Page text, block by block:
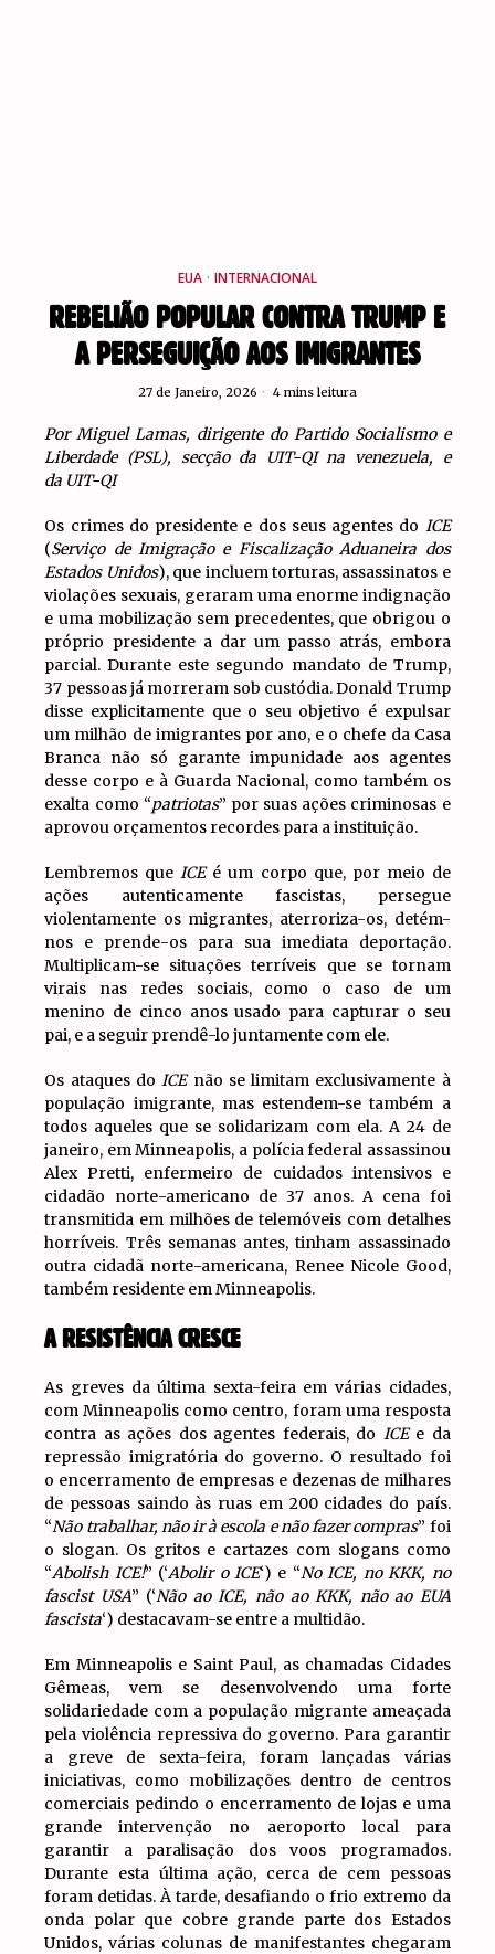
EUA · INTERNACIONAL
REBELIÃO POPULAR CONTRA TRUMP E
A PERSEGUIÇÃO AOS IMIGRANTES
27 de Janeiro, 2026 4 mins leitura
Por Miguel Lamas, dirigente do Partido Socialismo e
Liberdade (PSL), secção da UIT-QI na venezuela, e
da UIT-QI
Os crimes do presidente e dos seus agentes do ICE
(Serviço de Imigração e Fiscalização Aduaneira dos
Estados Unidos), que incluem torturas, assassinatos e
violações sexuais, geraram uma enorme indignação
e uma mobilização sem precedentes, que obrigou o
próprio presidente a dar um passo atrás, embora
parcial. Durante este segundo mandato de Trump,
37 pessoas já morreram sob custódia. Donald Trump
disse explicitamente que o seu objetivo é expulsar
um milhão de imigrantes por ano, e o chefe da Casa
Branca não só garante impunidade aos agentes
desse corpo e à Guarda Nacional, como também os
exalta como “patriotas” por suas ações criminosas e
aprovou orçamentos recordes para a instituição.
Lembremos que ICEé um corpo que, por meio de
ações autenticamente fascistas, persegue
violentamente os migrantes, aterroriza-os, detém-
nos e prende-os para sua imediata deportação.
Multiplicam-se situações terríveis que se tornam
virais nas redes sociais, como o caso de um
menino de cinco anos usado para capturar o seu
pai, e a seguir prendê-lo juntamente com ele.
Os ataques do ICE não se limitam exclusivamente à
população imigrante, mas estendem-se também a
todos aqueles que se solidarizam com ela. A 24 de
janeiro, em Minneapolis, a polícia federal assassinou
Alex Pretti, enfermeiro de cuidados intensivos e
cidadão norte-americano de 37 anos. A cena foi
transmitida em milhões de telemóveis com detalhes
horríveis. Três semanas antes, tinham assassinado
outra cidadã norte-americana, Renee Nicole Good,
também residente em Minneapolis.
A RESISTÊNCIA CRESCE
As greves da última sexta-feira em várias cidades,
com Minneapolis como centro, foram uma resposta
contra as ações dos agentes federais, do ICE e da
repressão imigratória do governo. O resultado foi
o encerramento de empresas e dezenas de milhares
de pessoas saindo às ruas em 200 cidades do país.
“Não trabalhar, não ir à escola e não fazer compras” foi
o slogan. Os gritos e cartazes com slogans como
“Abolish ICE!” (‘Abolir o ICE‘) e “No ICE, no KKK, no
fascist USA” (‘Não ao ICE, não ao KKK, não ao EUA
fascista‘) destacavam-se entre a multidão.
Em Minneapolis e Saint Paul, as chamadas Cidades
Gêmeas, vem se desenvolvendo uma forte
solidariedade com a população migrante ameaçada
pela violência repressiva do governo. Para garantir
a greve de sexta-feira, foram lançadas várias
iniciativas, como mobilizações dentro de centros
comerciais pedindo o encerramento de lojas e uma
grande intervenção no aeroporto local para
garantir a paralisação dos voos programados.
Durante esta última ação, cerca de cem pessoas
foram detidas. À tarde, desafiando o frio extremo da
onda polar que cobre grande parte dos Estados
Unidos, várias colunas de manifestantes chegaram